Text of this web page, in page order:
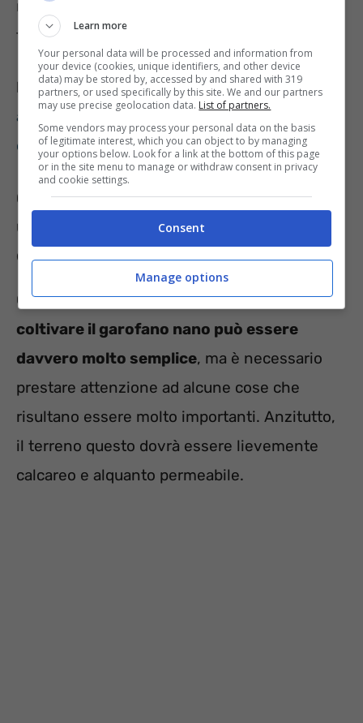
realtà con pochi consigli utili si può
facilmente avere sul balcone bello e radioso.
LEGGI ANCHE:Fiori portafortuna, questi devi
assolutamente tenerli in casa: la lista
completa
Coltivare il garofano nano può essere
una vera passeggiata: ecco gli step
da seguire
Come anticipato nel paragrafo precedente,
coltivare il garofano nano può essere
davvero molto semplice, ma è necessario
prestare attenzione ad alcune cose che
risultano essere molto importanti. Anzitutto,
il terreno questo dovrà essere lievemente
calcareo e alquanto permeabile.
Learn more
Your personal data will be processed and information from
your device (cookies, unique identifiers, and other device
data) may be stored by, accessed by and shared with 319
partners, or used specifically by this site. We and our partners
may use precise geolocation data. List of partners.
Some vendors may process your personal data on the basis
of legitimate interest, which you can object to by managing
your options below. Look for a link at the bottom of this page
or in the site menu to manage or withdraw consent in privacy
and cookie settings.
Consent
Manage options